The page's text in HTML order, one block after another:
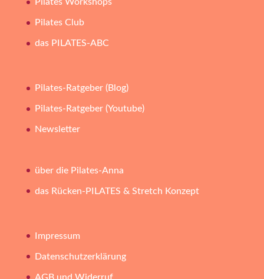
Pilates Workshops
Pilates Club
das PILATES-ABC
Pilates-Ratgeber (Blog)
Pilates-Ratgeber (Youtube)
Newsletter
über die Pilates-Anna
das Rücken-PILATES & Stretch Konzept
Impressum
Datenschutzerklärung
AGB und Widerruf